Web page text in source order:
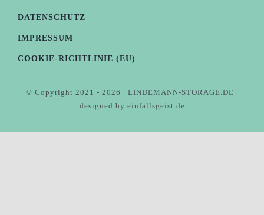
DATENSCHUTZ
IMPRESSUM
COOKIE-RICHTLINIE (EU)
© Copyright 2021 - 2026 | LINDEMANN-STORAGE.DE |
designed by einfallsgeist.de